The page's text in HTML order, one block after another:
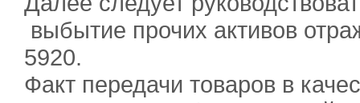
выбытие прочих активов
5920.
Факт передачи товаров в